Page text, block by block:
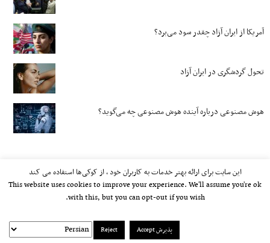
آمریکا از ایران آزاد چقدر سود می‌برد؟
تحول گردشگری در ایران آزاد
هوش مصنوعی درباره آینده هوش مصنوعی چه می‌گوید؟
kayhan.london 2000-2026© خط مشی استفاده مجاز از وب‌سایت
این سایت برای ارائه بهتر خدمات به کاربران خود ، از کوکی‌ها استفاده می کند
This website uses cookies to improve your experience. We'll assume you're ok
with this, but you can opt-out if you wish.
پذیرش Accept Reject